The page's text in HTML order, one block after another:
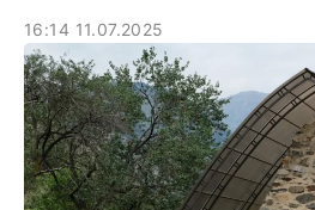
16:14 11.07.2025